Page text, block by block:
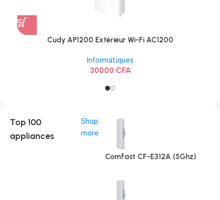
Cudy AP1200 Extérieur Wi-Fi AC1200
Informatiques
30000 CFA
Top 100
appliances
Shop
more
Comfast CF-E312A (5Ghz)